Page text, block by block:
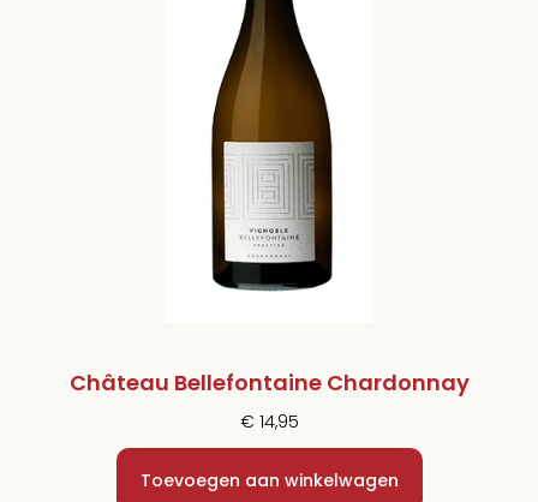
Château Bellefontaine Chardonnay
€ 14,95
Toevoegen aan winkelwagen